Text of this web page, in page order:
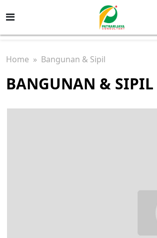
Home » Bangunan & Sipil
BANGUNAN & SIPIL